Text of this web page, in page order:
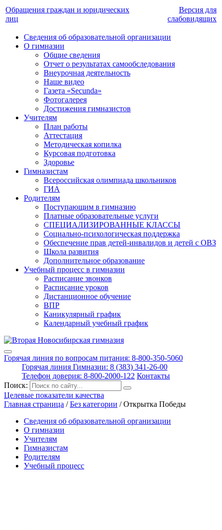
Обращения граждан и юридических
лиц
Версия для
слабовидящих
Сведения об образовательной организации
О гимназии
Общие сведения
Отчет о результатах самообследования
Внеурочная деятельность
Наше видео
Газета «Secunda»
Фотогалерея
Достижения гимназистов
Учителям
План работы
Аттестация
Методическая копилка
Курсовая подготовка
Здоровье
Гимназистам
Всероссийская олимпиада школьников
ГИА
Родителям
Поступающим в гимназию
Платные образовательные услуги
СПЕЦИАЛИЗИРОВАННЫЕ КЛАССЫ
Социально-психологическая поддержка
Обеспечение прав детей-инвалидов и детей с ОВЗ
Школа развития
Дополнительное образование
Учебный процесс в гимназии
Расписание звонков
Расписание уроков
Дистанционное обучение
ВПР
Каникулярный график
Календарный учебный график
Горячая линия по вопросам питания: 8-800-350-5060
Горячая линия Гимназии: 8 (383) 341-26-00
Телефон доверия: 8-800-2000-122 Контакты
Поиск:
Целевые показатели качества
Главная страница /Без категории /Открытка Победы
Сведения об образовательной организации
О гимназии
Учителям
Гимназистам
Родителям
Учебный процесс